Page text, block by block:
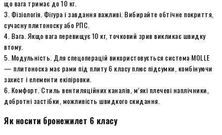
що вага тримає до 10 кг.
3. Фізіологія. Фігура і завдання важливі. Вибирайте обтічне покриття,
сучасну плитоноску або РПС.
4. Вага. Якщо вага перевищує 10 кг, точковий зрив викликає швидку
втому.
5. Модульність. Для спецоперацій використовується система MOLLE
— плитоноска має рами під плиту 6 класу плюс підсумки, комбінуючи
захист і елементи екіпіровки.
6. Комфорт. Стиль вентиляційних каналів, м’які плечеві наплічники,
добротні застібки, можливість швидкого скид­ання.
Як носити бронежилет 6 класу